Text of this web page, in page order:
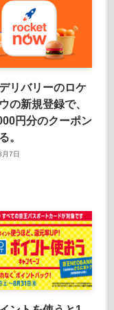
リバリーのロケ
の新規登録で、
円分のクーポン
。
7日